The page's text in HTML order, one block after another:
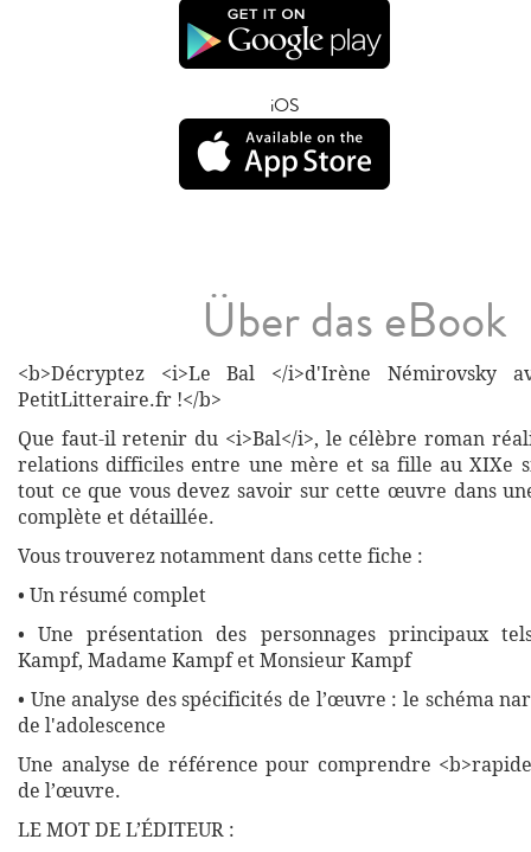
iOS
Über das eBook
<b>Décryptez <i>Le Bal </i>d'Irène Némirovsky
PetitLitteraire.fr !</b>
Que faut-il retenir du <i>Bal</i>, le célèbre roman
relations difficiles entre une mère et sa fille au XIXe
tout ce que vous devez savoir sur cette œuvre dans
complète et détaillée.
Vous trouverez notamment dans cette fiche :
• Un résumé complet
• Une présentation des personnages principaux
Kampf, Madame Kampf et Monsieur Kampf
• Une analyse des spécificités de l’œuvre : le schéma
de l'adolescence
Une analyse de référence pour comprendre
de l’œuvre.
LE MOT DE L’ÉDITEUR :